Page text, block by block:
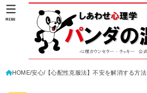
MENU
HOME 安心 【心配性克服法】不安を解消する方法